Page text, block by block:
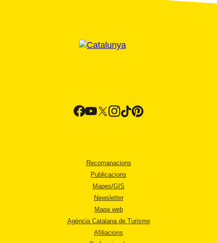
Recomanacions
Publicacions
Mapes/GIS
Newsletter
Mapa web
Agència Catalana de Turisme
Afiliacions